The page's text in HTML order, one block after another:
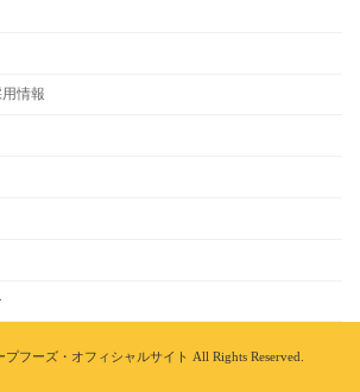
情報
フーズ・オフィシャルサイト All Rights Reserved.